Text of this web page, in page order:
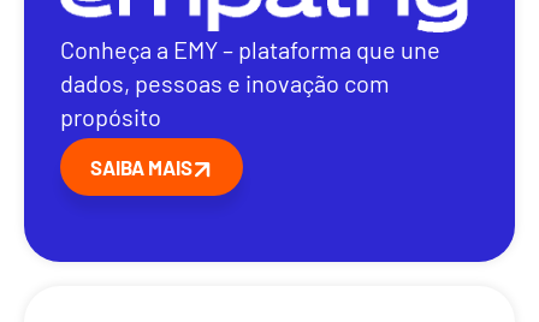
Conheça a EMY – plataforma que une
dados, pessoas e inovação com
propósito
SAIBA MAIS